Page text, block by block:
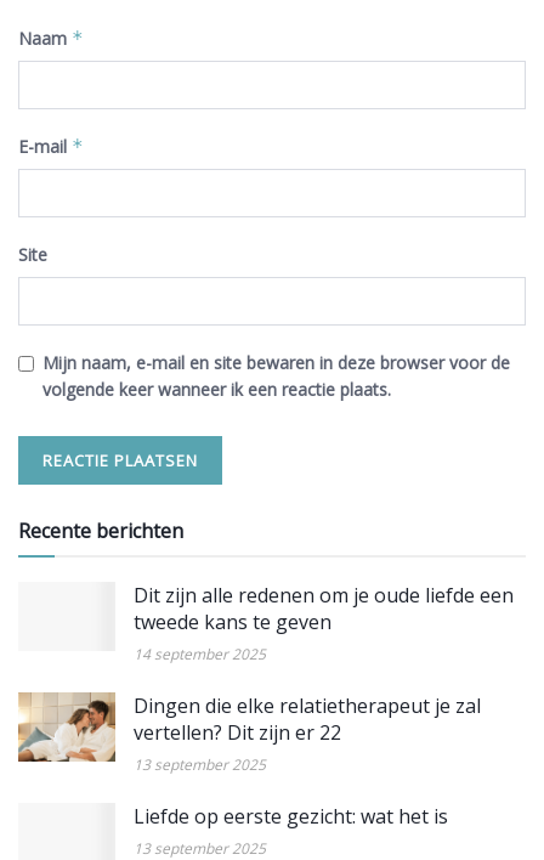
Naam *
E-mail *
Site
Mijn naam, e-mail en site bewaren in deze browser voor de
volgende keer wanneer ik een reactie plaats.
Recente berichten
Dit zijn alle redenen om je oude liefde een
tweede kans te geven
14 september 2025
Dingen die elke relatietherapeut je zal
vertellen? Dit zijn er 22
13 september 2025
Liefde op eerste gezicht: wat het is
13 september 2025